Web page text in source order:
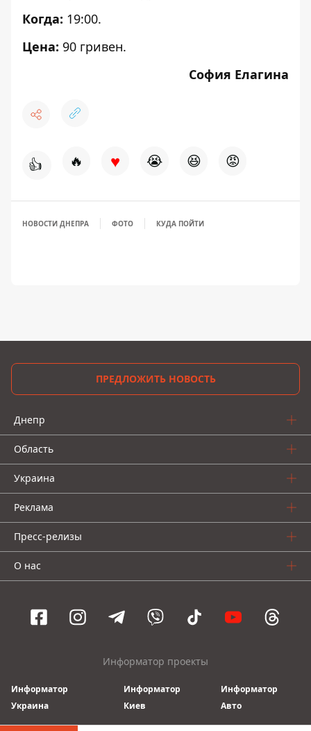
Когда: 19:00.
Цена: 90 гривен.
София Елагина
👍 🔥 ♥ 😭 😆 😡
НОВОСТИ ДНЕПРА ФОТО КУДА ПОЙТИ
ПРЕДЛОЖИТЬ НОВОСТЬ
Днепр
Область
Украина
Реклама
Пресс-релизы
О нас
Информатор проекты
Информатор
Украина
Информатор
Киев
Информатор
Авто